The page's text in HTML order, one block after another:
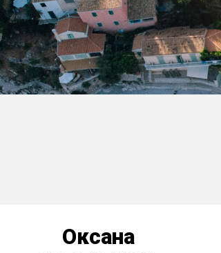
Оксана